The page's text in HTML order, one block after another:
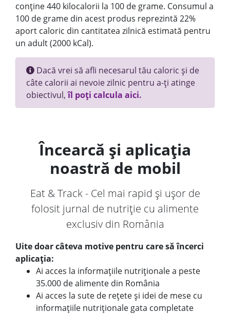
conține 440 kilocalorii la 100 de grame. Consumul a
100 de grame din acest produs reprezintă 22%
aport caloric din cantitatea zilnică estimată pentru
un adult (2000 kCal).
Dacă vrei să afli necesarul tău caloric și de
câte calorii ai nevoie zilnic pentru a-ți atinge
obiectivul,îl poți calcula aici.
Încearcă și aplicația
noastră de mobil
Eat & Track - Cel mai rapid și ușor de
folosit jurnal de nutriție cu alimente
exclusiv din România
Uite doar câteva motive pentru care să încerci
aplicația:
Ai acces la informațiile nutriționale a peste
35.000 de alimente din România
Ai acces la sute de rețete și idei de mese cu
informațiile nutriționale gata completate